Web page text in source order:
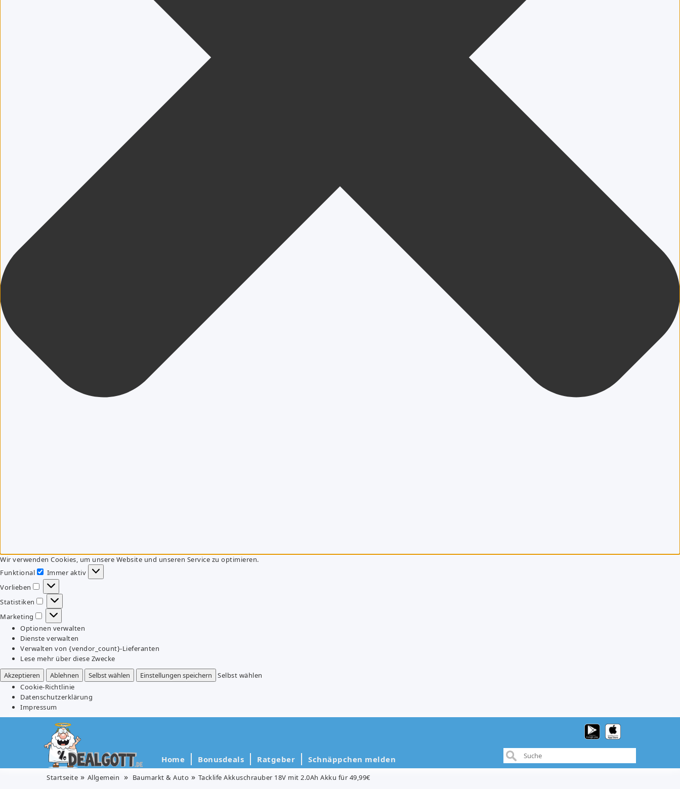
Wir verwenden Cookies, um unsere Website und unseren Service zu optimieren.
Funktional
Funktional
Immer aktiv
Vorlieben
Vorlieben
Statistiken
Statistiken
Marketing
Marketing
Optionen verwalten
Dienste verwalten
Verwalten von {vendor_count}-Lieferanten
Lese mehr über diese Zwecke
Akzeptieren
Ablehnen Selbst wählen Einstellungen speichern
Selbst wählen
Cookie-Richtlinie
Datenschutzerklärung
Impressum
Home Bonusdeals Ratgeber Schnäppchen melden
Startseite Allgemein Baumarkt & Auto Tacklife Akkuschrauber 18V mit 2.0Ah Akku für 49,99€